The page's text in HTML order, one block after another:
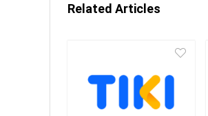
Related Articles